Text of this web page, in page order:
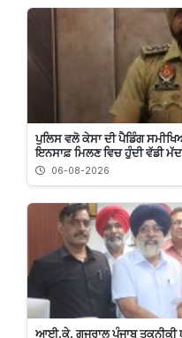
ਪੁਲਿਸ ਵਲੋ ਕੇਸਾ ਦੀ ਪੈਡਿੰਗ
ਇਨਸਾਫ਼ ਮਿਲਣ ਵਿਚ ਹੁੰਦੀ ਵੱਡੀ
06-08-2026
ਆਈ.ਕੇ. ਗੁਜਰਾਲ ਪੰਜਾਬ ਤਕਨੀਕੀ